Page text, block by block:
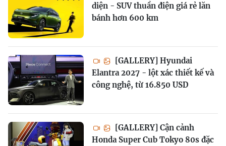
diện - SUV thuần điện giá rẻ lăn
bánh hơn 600 km
[GALLERY] Hyundai
Elantra 2027 - lột xác thiết kế và
công nghệ, từ 16.850 USD
[GALLERY] Cận cảnh
Honda Super Cub Tokyo 80s đặc